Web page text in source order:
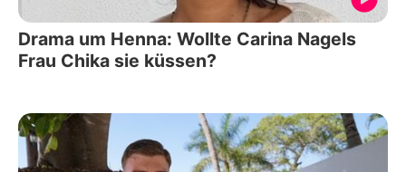
Drama um Henna: Wollte Carina Nagels
Frau Chika sie küssen?